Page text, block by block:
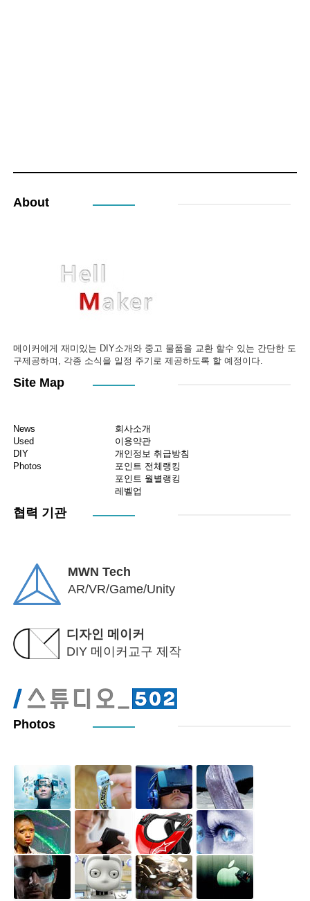
About
메이커에게 재미있는 DIY소개와 중고 물품을 교환 할수 있는 간단한 도
구제공하며, 각종 소식을 일정 주기로 제공하도록 할 예정이다.
Site Map
News
Used
DIY
Photos
회사소개
이용약관
개인정보 취급방침
포인트 전체랭킹
포인트 월별랭킹
레벨업
협력 기관
MWN Tech
AR/VR/Game/Unity
디자인 메이커
DIY 메이커교구 제작
Photos